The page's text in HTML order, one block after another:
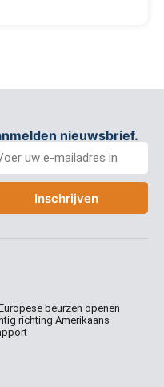
nieuwsbrief.
Inschrijven
beurzen openen
richting Amerikaans